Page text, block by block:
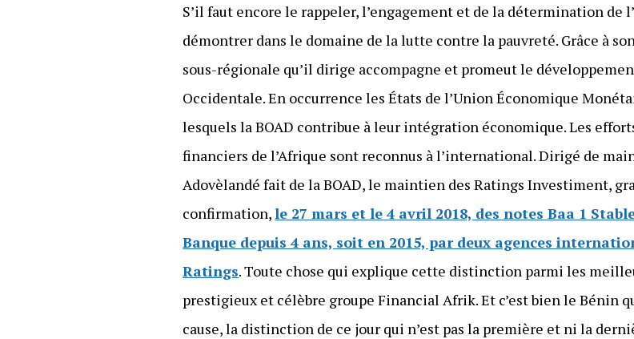
S’il faut encore le rappeler, l’engagement et de la détermination de
démontrer dans le domaine de la lutte contre la pauvreté. Grâce à
sous-régionale qu’il dirige accompagne et promeut le
Occidentale. En occurrence les États de l’Union Économique
lesquels la BOAD contribue à leur intégration économique. Les
financiers de l’Afrique sont reconnus à l’international. Dirigé de
Adovèlandé fait de la BOAD, le maintien des Ratings Investiment,
confirmation,le 27 mars et le 4 avril 2018, des notes Baa 1
Banque depuis 4 ans, soit en 2015, par deux agences
Ratings. Toute chose qui explique cette distinction parmi les
prestigieux et célèbre groupe Financial Afrik. Et c’est bien le Bénin
cause, la distinction de ce jour qui n’est pas la première et ni la